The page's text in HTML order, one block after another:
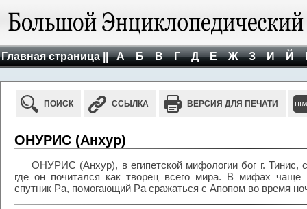
Главная страница || А Б В Г Д Е Ж З И Й
ПОИСК ССЫЛКА ВЕРСИЯ ДЛЯ ПЕЧАТИ
ОНУРИС (Анхур)
ОНУРИС (Анхур), в египетской мифологии бог г. Тинис,
где он почитался как творец всего мира. В мифах чаще
спутник Ра, помогающий Ра сражаться с Апопом во время